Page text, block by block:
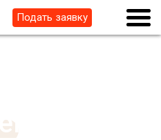
Подать заявку